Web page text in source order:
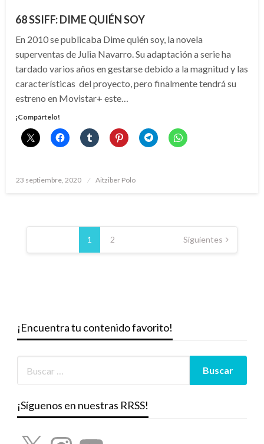
68 SSIFF: DIME QUIÉN SOY
En 2010 se publicaba Dime quién soy, la novela
superventas de Julia Navarro. Su adaptación a serie ha
tardado varios años en gestarse debido a la magnitud y las
características del proyecto, pero finalmente tendrá su
estreno en Movistar+ este…
¡Compártelo!
Publicado
23 septiembre, 2020 Aitziber Polo
Paginación
entradas
1 2 Siguientes
¡Encuentra tu contenido favorito!
¡Síguenos en nuestras RRSS!
X InstagramYouTube